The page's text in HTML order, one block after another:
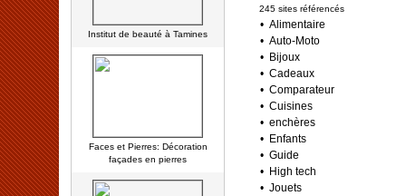
Institut de beauté à Tamines
Faces et Pierres: Décoration
façades en pierres
245 sites référencés
• Alimentaire
• Auto-Moto
• Bijoux
• Cadeaux
• Comparateur
• Cuisines
• enchères
• Enfants
• Guide
• High tech
• Jouets